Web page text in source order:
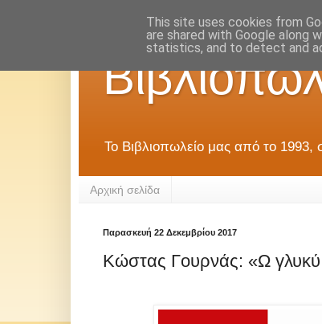
Το Βιβλιοπωλείο μας από το
Αρχική σελίδα
Παρασκευή 22 Δεκεμβρίου 2017
Κώστας Γουρνάς: «Ω
This site uses cookies from
are shared with Google along
statistics, and to detect and